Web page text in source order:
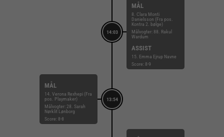
14:03
MÅL
8. Clara Monti
Danielsson (Fra pos.
Kontra 2. bølge)
Målvogter: 88. Rakul
Wardum
ASSIST
15. Emma Ejrup Navne
Score: 8-9
13:54
MÅL
14. Verona Rexhepi (Fra
pos. Playmaker)
Målvogter: 28. Sarah
Nørklit Lønborg
Score: 8-8